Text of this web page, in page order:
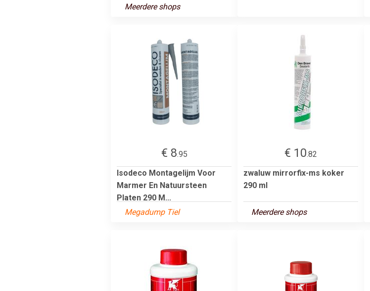
Meerdere shops
€ 8.95
Isodeco Montagelijm Voor
Marmer En Natuursteen
Platen 290 M...
Megadump Tiel
€ 10.82
zwaluw mirrorfix-ms koker
290 ml
Meerdere shops